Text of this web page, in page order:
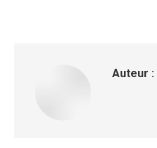
Auteur :